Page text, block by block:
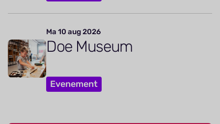
Ma 10 aug 2026
Doe Museum
Evenement